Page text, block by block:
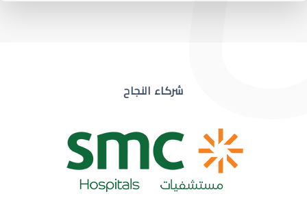
ضعف نظر مفاجئشركاء النجاح